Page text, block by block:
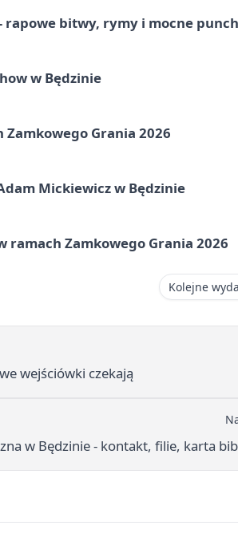
rapowe bitwy, rymy i mocne
w Będzinie
Grania 2026
Mickiewicz w Będzinie
ramach Zamkowego Grania 2026
Kolejne
wejściówki czekają
w Będzinie - kontakt, filie, karta